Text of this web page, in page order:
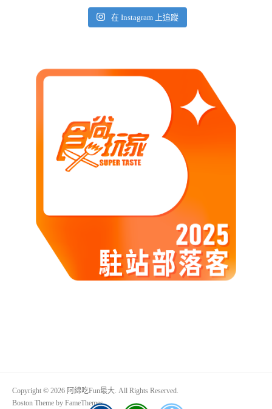
在 Instagram 上追蹤
Copyright © 2026 阿綿吃Fun最大. All Rights Reserved.
Boston Theme by FameThemes